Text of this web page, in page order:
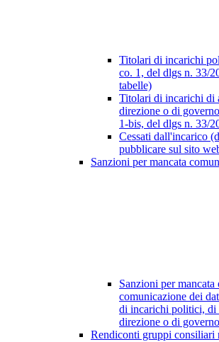
Titolari di incarichi
co. 1, del dlgs n. 33/
tabelle)
Titolari di incarichi di
direzione o di
1-bis, del dlgs n. 33/
Cessati dall'incarico
pubblicare sul sito
Sanzioni per mancata
Sanzioni per mancata
comunicazione dei
di incarichi politici, di
direzione o di governo
Rendiconti gruppi consiliari